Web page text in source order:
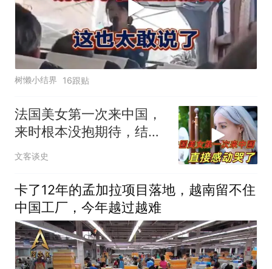
树懒小结界 16跟贴
法国美女第一次来中国，
来时根本没抱期待，结果
直接泪洒张家界
文客谈史
卡了12年的孟加拉项目落地，越南留不住
中国工厂，今年越过越难